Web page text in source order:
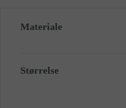
Materiale
Størrelse